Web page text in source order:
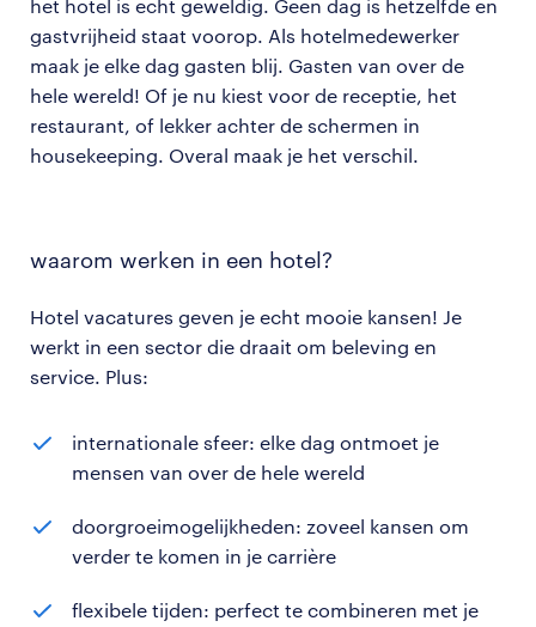
het hotel is echt geweldig. Geen dag is hetzelfde en
gastvrijheid staat voorop. Als hotelmedewerker
maak je elke dag gasten blij. Gasten van over de
hele wereld! Of je nu kiest voor de receptie, het
restaurant, of lekker achter de schermen in
housekeeping. Overal maak je het verschil.
waarom werken in een hotel?
Hotel vacatures geven je echt mooie kansen! Je
werkt in een sector die draait om beleving en
service. Plus:
internationale sfeer: elke dag ontmoet je
mensen van over de hele wereld
doorgroeimogelijkheden: zoveel kansen om
verder te komen in je carrière
flexibele tijden: perfect te combineren met je